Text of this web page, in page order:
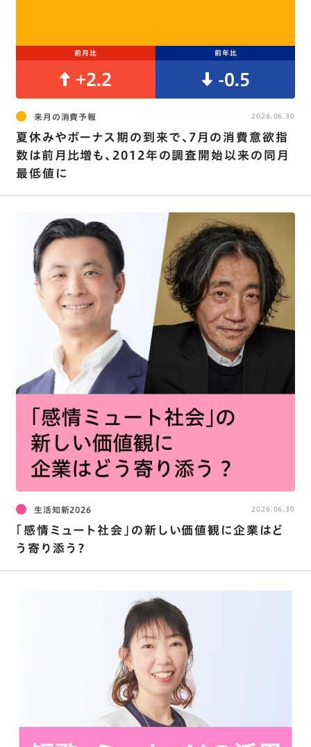
前月比 前年比
+2.2 -0.5
来月の消費予報
夏休みやボーナス期の到来で､7月の消費意欲指
数は前月比増も、2012年の調査開始以来の同月
最低値に
2026.06.30
生活知新2026
｢感情ミュート社会｣の新しい価値観に企業はど
う寄り添う？
2026.06.30